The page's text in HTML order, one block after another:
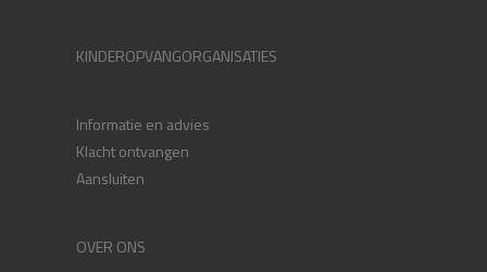
KINDEROPVANGORGANISATIES
Informatie en advies
Klacht ontvangen
Aansluiten
OVER ONS